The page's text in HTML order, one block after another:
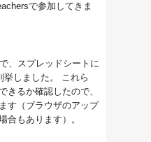
で参加してきま
、スプレッドシートに
挙しました。 これら
きるか確認したので、
す（ブラウザのアップ
合もあります）。